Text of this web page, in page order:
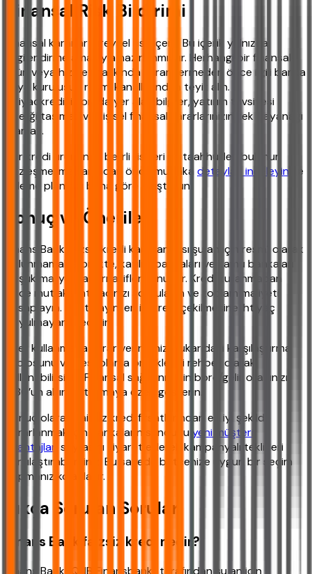
Finansal Risk Bildirimi
Finansal kararlar bireysel risk içerir. Bu içerik yalnızca
bilgilendirme amacıyla hazırlanmıştır. Herhangi bir finansal
ürün veya hizmet hakkında karar vermeden önce ilgili banka
veya kuruluşun resmi kanallarından teyit alın.
ihtiyackredisi.com'da yer alan bilgiler, yatırım tavsiyesi
niteliği taşımaz ve kişisel finansal kararlarınızın tek dayanağı
olamaz.
Her kredi ürününün belirli riskleri ve taahhütleri bulunur.
Sözleşme imzalamadan önce mutlaka detayları inceleyin ve
ödeme planınızı buna göre oluşturun.
Sonuç ve Öneriler
Finans Bank faizsiz kredi kampanyası şu an için resmî olarak
bulunmamakla birlikte, katılım bankaları ve kamu bankaları
düşük maliyetli alternatifler sunuyor. Kredi kullanmadan
önce mutlaka ihtiyacınızı sorgulayın ve toplam maliyeti
hesaplayın. Unutmayın, en iyi kredi çekilmesine ihtiyaç
duyulmayan kredidir.
Eğer kullanmaya karar verirseniz, yukarıdaki karşılaştırma
tablosunu ve hesaplama örneklerini rehber olarak
kullanabilirsiniz. Finansal sağlığınız için borç/gelir oranınızı
%30’un altında tutmaya özen gösterin.
Sonuç olarak, faizsiz kredi fırsatlarından en iyi şekilde
yararlanmak için bankaların sunduğu yeni müşteri
avantajları sayfasını ziyaret ederek kampanyalı teklifleri
karşılaştırabilirsiniz. Bu sayede bütçenize uygun bir seçim
yapmanız kolaylaşır.
Sıkça Sorulan Sorular
Finans Bank faizsiz kredi nedir?
Finans Bank (QNB Finansbank) tarafından şu an için